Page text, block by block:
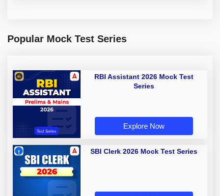
Popular Mock Test Series
RBI Assistant 2026 Mock Test
Series
Explore Now
SBI Clerk 2026 Mock Test Series